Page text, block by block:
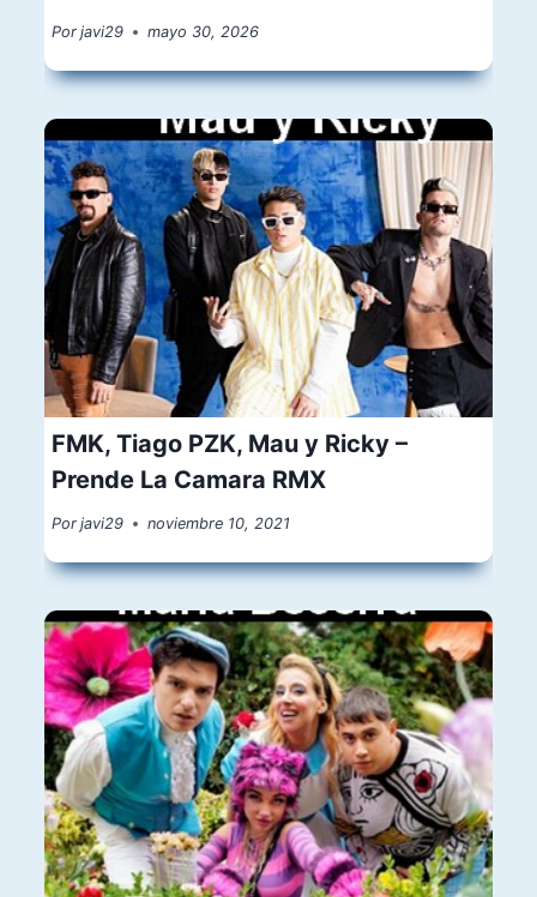
Por javi29 mayo 30, 2026
FMK, Tiago PZK, Mau y Ricky –
Prende La Camara RMX
Por javi29 noviembre 10, 2021